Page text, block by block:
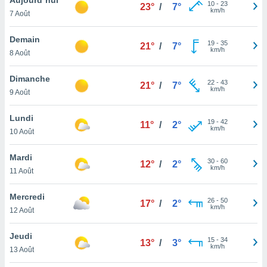
et
»,
au
vous
qu'ils
ou
le
ainsi
un
la
du
7 Août
23° / 7° 10- 23
km/h
Demain
8 Août
21° / 7° 19- 35
km/h
Dimanche
9 Août
21° / 7° 22- 43
km/h
Lundi
10 Août
11° / 2° 19- 42
km/h
Mardi
11 Août
12° / 2° 30- 60
km/h
Mercredi
12 Août
17° / 2° 26- 50
km/h
Jeudi
13 Août
13° / 3° 15- 34
km/h